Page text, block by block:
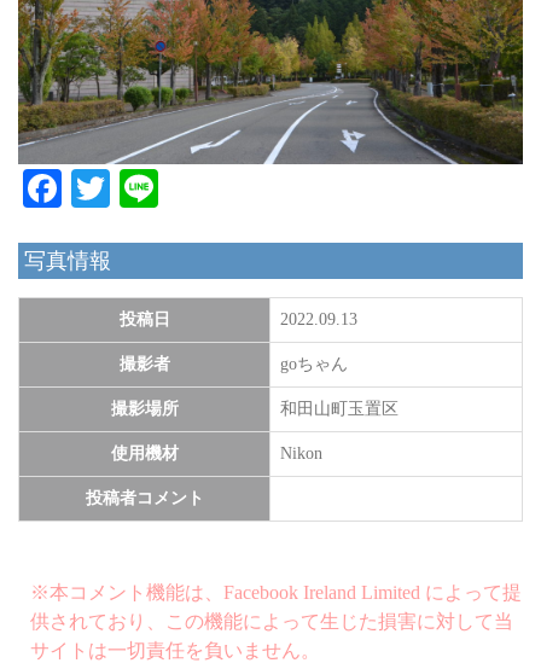
Facebook
Twitter
写真情報
投稿日 2022.09.13
撮影者 goちゃん
撮影場所 和田山町玉置区
使用機材 Nikon
投稿者コメント
※本コメント機能は、Facebook Ireland Limited によって提
供されており、この機能によって生じた損害に対して当
サイトは一切責任を負いません。